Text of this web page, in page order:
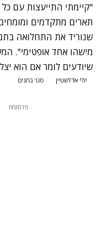
"קיימתי התייעצות עם
תארים מתקדמים
שנוריד את התחלואה
מישהו אחד אופטימי".
שיודעים לומר אם הוא
יולי אדלשטיין סגר בחגים
פרסומת